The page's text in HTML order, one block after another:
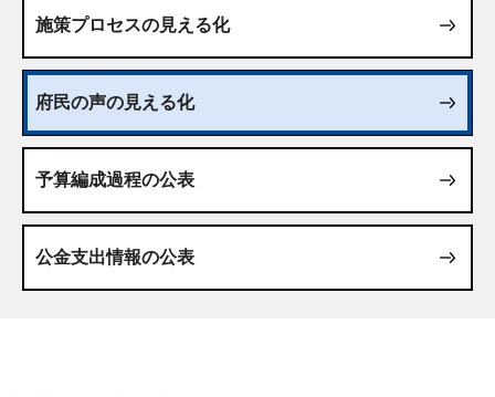
施策プロセスの見える化
府民の声の見える化
予算編成過程の公表
公金支出情報の公表